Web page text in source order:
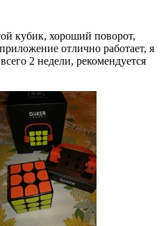
кубик, хороший поворот,
отлично работает, я
2 недели, рекомендуется